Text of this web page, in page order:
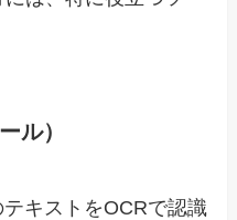
ル）
キストをOCRで認識